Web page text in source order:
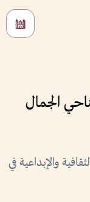
الجمال
والإبداعية في